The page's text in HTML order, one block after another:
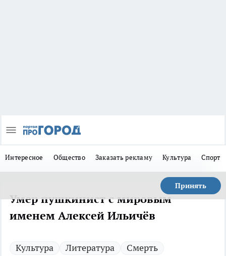
Интересное Общество Заказать рекламу Культура Спорт
Принять
Умер пушкинист с мировым
именем Алексей Ильичёв
Культура Литература
Смерть